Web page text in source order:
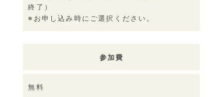
終了）
※お申し込み時にご選択ください。
参加費
無料